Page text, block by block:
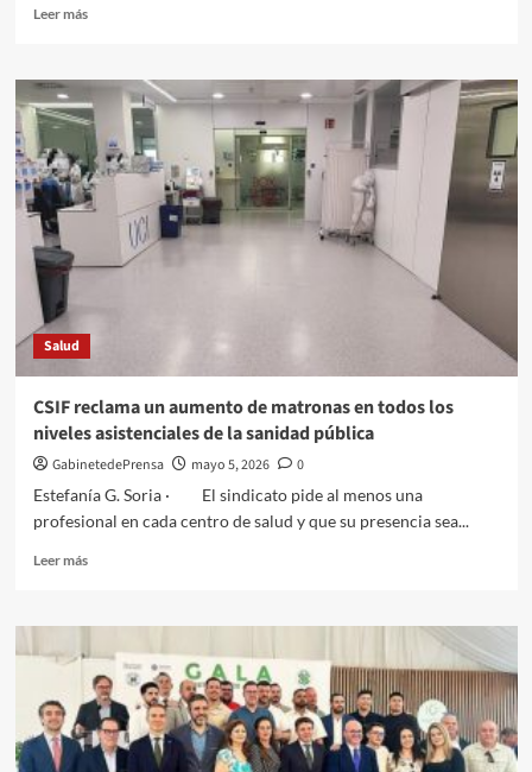
Leer másLeer
¡DOLOROSAMENTE
ORGULLOSOS!
Salud
CSIF reclama un aumento de matronas en todos los
niveles asistenciales de la sanidad pública
GabinetedePrensa mayo 5, 2026
0
Estefanía G. Soria · El sindicato pide al menos una
profesional en cada centro de salud y que su presencia sea...
Leer másLeer
CSIF
un
aumento
de
matronas